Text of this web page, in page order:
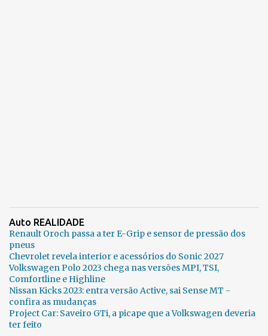
Auto REALIDADE
Renault Oroch passa a ter E-Grip e sensor de pressão dos
pneus
Chevrolet revela interior e acessórios do Sonic 2027
Volkswagen Polo 2023 chega nas versões MPI, TSI,
Comfortline e Highline
Nissan Kicks 2023: entra versão Active, sai Sense MT -
confira as mudanças
Project Car: Saveiro GTi, a picape que a Volkswagen deveria
ter feito